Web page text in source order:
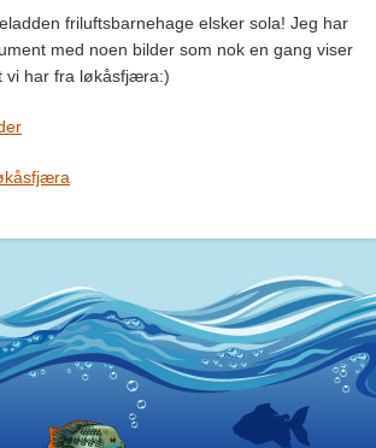
friluftsbarnehage elsker sola! Jeg har
med noen bilder som nok en gang viser
vi har fra løkåsfjæra:)